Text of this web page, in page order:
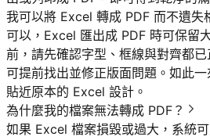
我可以將 Excel 轉成 PDF 而不遺失
可以，Excel 匯出成 PDF 時可保留
前，請先確認字型、框線與對齊都
可提前找出並修正版面問題。如此
貼近原本的 Excel 設計。
為什麼我的檔案無法轉成 PDF？
如果 Excel 檔案損毀或過大，系統